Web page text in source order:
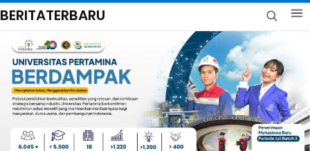
BERITATERBARU